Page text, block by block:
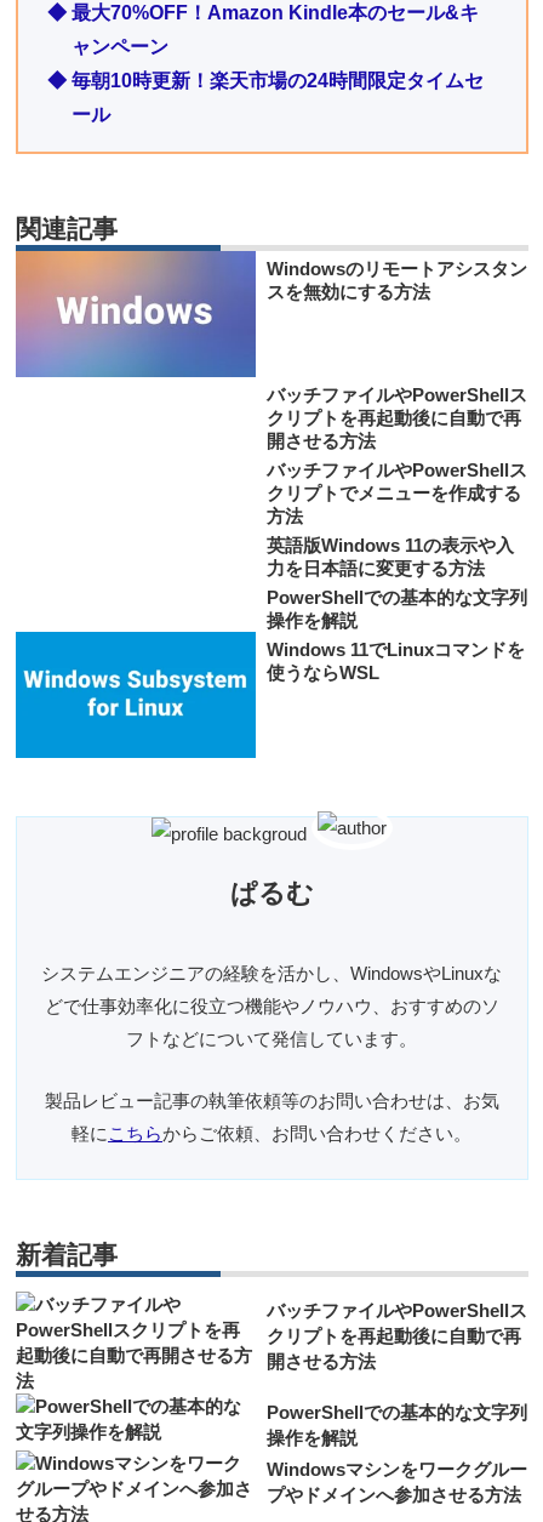
◆ 最大70%OFF！Amazon Kindle本のセール&キ
ャンペーン
◆ 毎朝10時更新！楽天市場の24時間限定タイムセ
ール
関連記事
Windowsのリモートアシスタン
スを無効にする方法
バッチファイルやPowerShellス
クリプトを再起動後に自動で再
開させる方法
バッチファイルやPowerShellス
クリプトでメニューを作成する
方法
英語版Windows 11の表示や入
力を日本語に変更する方法
PowerShellでの基本的な文字列
操作を解説
Windows 11でLinuxコマンドを
使うならWSL
ぱるむ
システムエンジニアの経験を活かし、WindowsやLinuxな
どで仕事効率化に役立つ機能やノウハウ、おすすめのソ
フトなどについて発信しています。
製品レビュー記事の執筆依頼等のお問い合わせは、お気
軽にこちらからご依頼、お問い合わせください。
新着記事
バッチファイルやPowerShellス
クリプトを再起動後に自動で再
開させる方法
PowerShellでの基本的な文字列
操作を解説
Windowsマシンをワークグルー
プやドメインへ参加させる方法